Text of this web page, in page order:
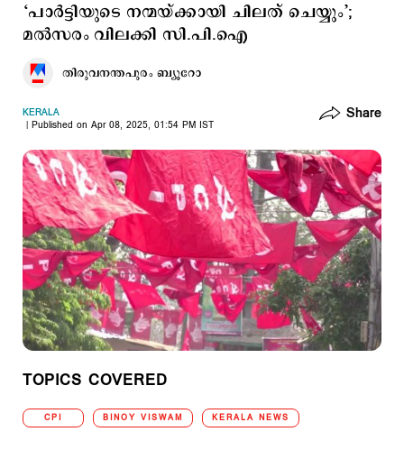
‘പാര്‍ട്ടിയുടെ നന്മയ്ക്കായി ചിലത് ചെയ്യും’;
മല്‍സരം വിലക്കി സി.പി.ഐ
തിരുവനന്തപുരം ബ്യൂറോ
KERALA
Published on Apr 08, 2025, 01:54 PM IST
Share
TOPICS COVERED
CPI BINOY VISWAM KERALA NEWS